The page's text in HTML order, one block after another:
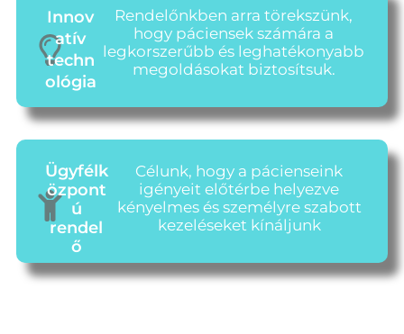
Innov
atív
techn
ológia
Rendelőnkben arra törekszünk,
hogy páciensek számára a
legkorszerűbb és leghatékonyabb
megoldásokat biztosítsuk.
Ügyfélk
özpont
ú
rendel
ő
Célunk, hogy a pácienseink
igényeit előtérbe helyezve
kényelmes és személyre szabott
kezeléseket kínáljunk